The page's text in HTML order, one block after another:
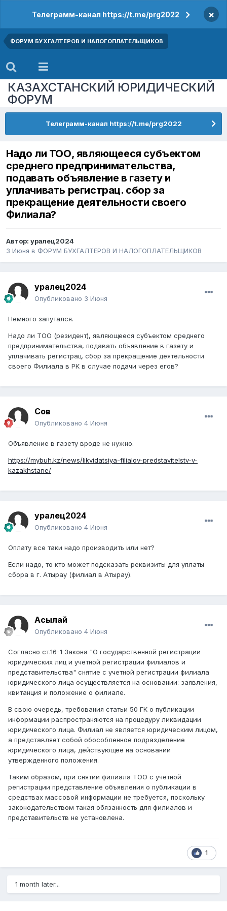
Телеграмм-канал https://t.me/prg2022 ×
ФОРУМ БУХГАЛТЕРОВ И НАЛОГОПЛАТЕЛЬЩИКОВ
КАЗАХСТАНСКИЙ ЮРИДИЧЕСКИЙ
ФОРУМ
Телеграмм-канал https://t.me/prg2022
Надо ли ТОО, являющееся субъектом
среднего предпринимательства,
подавать объявление в газету и
уплачивать регистрац. сбор за
прекращение деятельности своего
Филиала?
Автор: уралец2024
3 Июня в ФОРУМ БУХГАЛТЕРОВ И НАЛОГОПЛАТЕЛЬЩИКОВ
уралец2024
Опубликовано 3 Июня
Немного запутался.
Надо ли ТОО (резидент), являющееся субъектом среднего
предпринимательства, подавать объявление в газету и
уплачивать регистрац. сбор за прекращение деятельности
своего Филиала в РК в случае подачи через егов?
Сов
Опубликовано 4 Июня
Объявление в газету вроде не нужно.
https://mybuh.kz/news/likvidatsiya-filialov-predstavitelstv-v-
kazakhstane/
уралец2024
Опубликовано 4 Июня
Оплату все таки надо производить или нет?
Если надо, то кто может подсказать реквизиты для уплаты
сбора в г. Атырау (филиал в Атырау).
Асылай
Опубликовано 4 Июня
Согласно ст.16-1 Закона "О государственной регистрации
юридических лиц и учетной регистрации филиалов и
представительства" снятие с учетной регистрации филиала
юридического лица осуществляется на основании: заявления,
квитанция и положение о филиале.
В свою очередь, требования статьи 50 ГК о публикации
информации распространяются на процедуру ликвидации
юридического лица. Филиал не является юридическим лицом,
а представляет собой обособленное подразделение
юридического лица, действующее на основании
утвержденного положения.
Таким образом, при снятии филиала ТОО с учетной
регистрации представление объявления о публикации в
средствах массовой информации не требуется, поскольку
законодательством такая обязанность для филиалов и
представительств не установлена.
1
1 month later...